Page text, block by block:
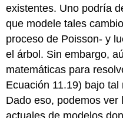
existentes. Uno podría
que modele tales
proceso de Poisson- y
el árbol. Sin embargo,
matemáticas para
Ecuación 11.19) bajo tal
Dado eso, podemos ver